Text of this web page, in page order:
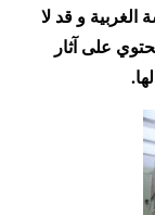
الغربية و قد لا
على آثار